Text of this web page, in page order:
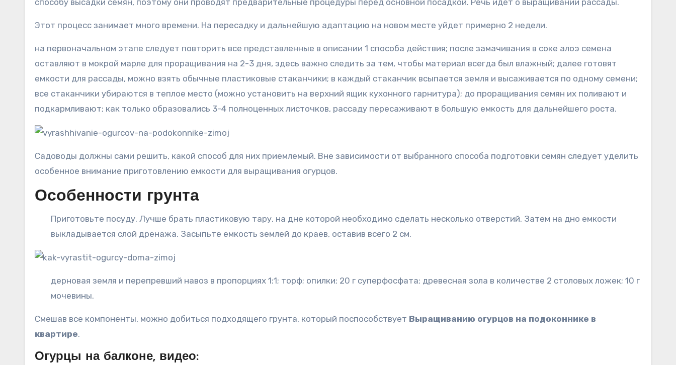
способу высадки семян, поэтому они проводят предварительные процедуры перед основной посадкой. Речь идет о выращивании рассады.
Этот процесс занимает много времени. На пересадку и дальнейшую адаптацию на новом месте уйдет примерно 2 недели.
на первоначальном этапе следует повторить все представленные в описании 1 способа действия; после замачивания в соке алоэ семена
оставляют в мокрой марле для проращивания на 2-3 дня, здесь важно следить за тем, чтобы материал всегда был влажный; далее готовят
емкости для рассады, можно взять обычные пластиковые стаканчики; в каждый стаканчик всыпается земля и высаживается по одному семени;
все стаканчики убираются в теплое место (можно установить на верхний ящик кухонного гарнитура); до проращивания семян их поливают и
подкармливают; как только образовались 3-4 полноценных листочков, рассаду пересаживают в большую емкость для дальнейшего роста.
Садоводы должны сами решить, какой способ для них приемлемый. Вне зависимости от выбранного способа подготовки семян следует уделить
особенное внимание приготовлению емкости для выращивания огурцов.
Особенности грунта
Приготовьте посуду. Лучше брать пластиковую тару, на дне которой необходимо сделать несколько отверстий. Затем на дно емкости
выкладывается слой дренажа. Засыпьте емкость землей до краев, оставив всего 2 см.
дерновая земля и перепревший навоз в пропорциях 1:1; торф; опилки; 20 г суперфосфата; древесная зола в количестве 2 столовых ложек; 10 г
мочевины.
Смешав все компоненты, можно добиться подходящего грунта, который поспособствует Выращиванию огурцов на подоконнике в
квартире.
Огурцы на балконе, видео: